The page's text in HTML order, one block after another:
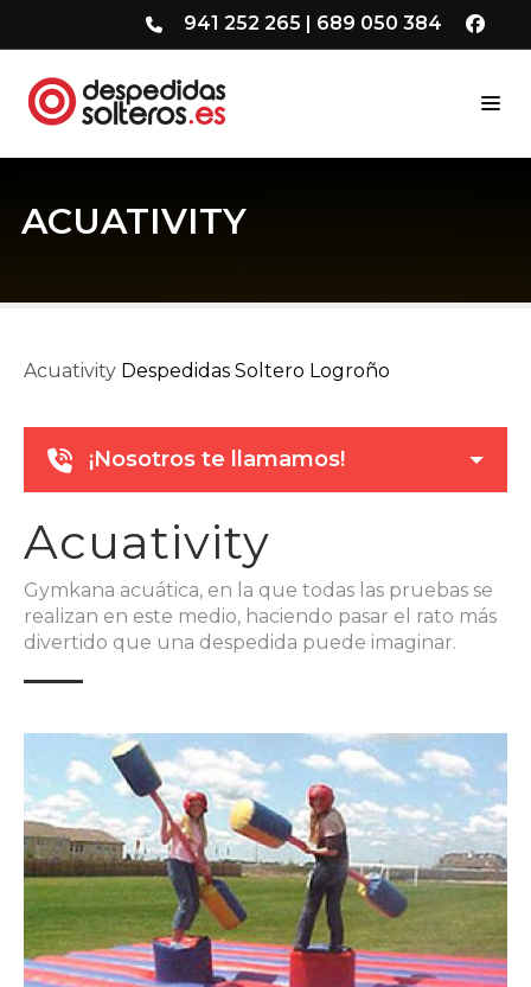
941 252 265 | 689 050 384
ACUATIVITY
Acuativity Despedidas Soltero Logroño
¡Nosotros te llamamos!
Acuativity
Gymkana acuática, en la que todas las pruebas se
realizan en este medio, haciendo pasar el rato más
divertido que una despedida puede imaginar.